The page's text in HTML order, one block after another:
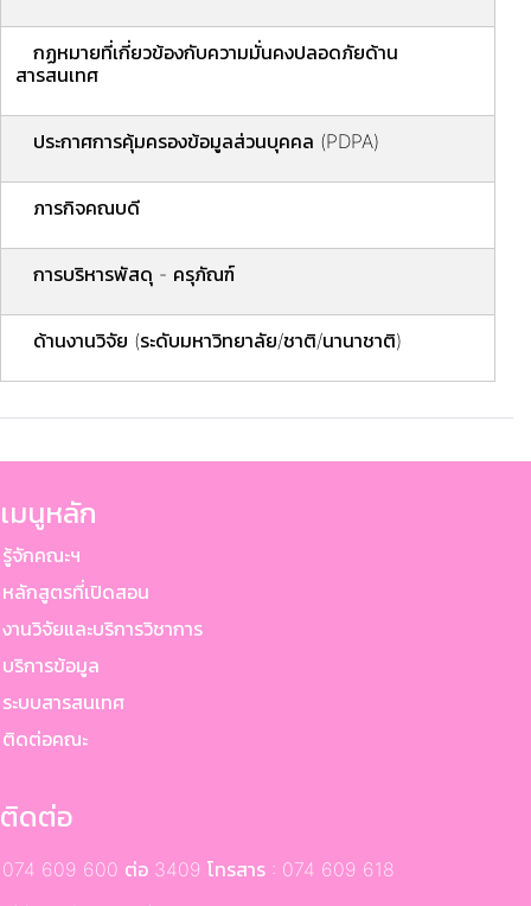
กฏหมายที่เกี่ยวข้องกับความมั่นคงปลอดภัยด้าน
สารสนเทศ
ประกาศการคุ้มครองข้อมูลส่วนบุคคล (PDPA)
ภารกิจคณบดี
การบริหารพัสดุ - ครุภัณฑ์
ด้านงานวิจัย (ระดับมหาวิทยาลัย/ชาติ/นานาชาติ)
เมนูหลัก
กคณะฯ
กสูตรที่เปิดสอน
นวิจัยและบริการวิชาการ
การข้อมูล
บบสารสนเทศ
ดต่อคณะ
ติดต่อ
609 600 ต่อ 3409 โทรสาร : 074 609 618